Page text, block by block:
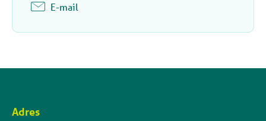
E-mail
Contactinformatie
Adres